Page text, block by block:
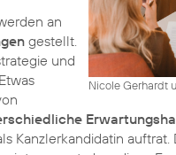
Nicole Gerhardt
an
gestellt.
und
Kanzlerkandidatin